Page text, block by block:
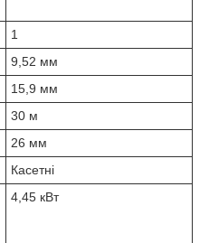
1
9,52 мм
15,9 мм
30 м
26 мм
Касетні
4,45 кВт